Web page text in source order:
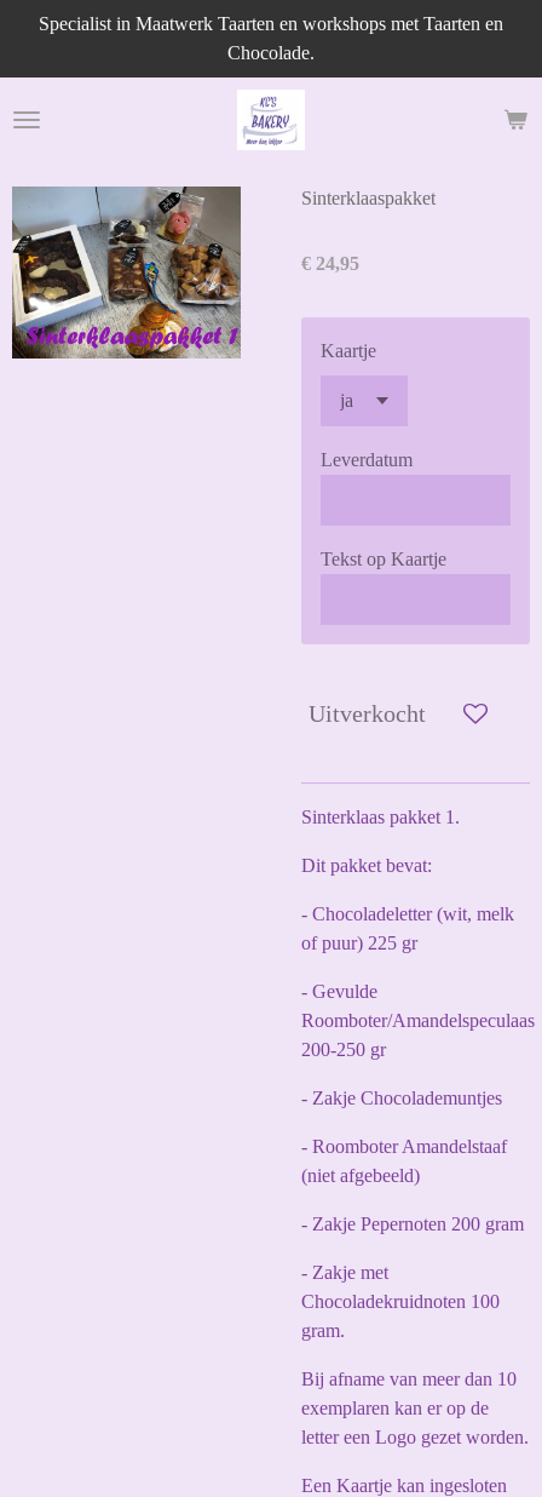
naar
de
Specialist in Maatwerk Taarten en workshops met Taarten en
Chocolade.
Sinterklaaspakket
€ 24,95
Kaartje
Leverdatum
Tekst op Kaartje
Uitverkocht
Sinterklaas pakket 1.
Dit pakket bevat:
- Chocoladeletter (wit, melk
of puur) 225 gr
- Gevulde
Roomboter/Amandelspeculaas
200-250 gr
- Zakje Chocolademuntjes
- Roomboter Amandelstaaf
(niet afgebeeld)
- Zakje Pepernoten 200 gram
- Zakje met
Chocoladekruidnoten 100
gram.
Bij afname van meer dan 10
exemplaren kan er op de
letter een Logo gezet worden.
Een Kaartje kan ingesloten